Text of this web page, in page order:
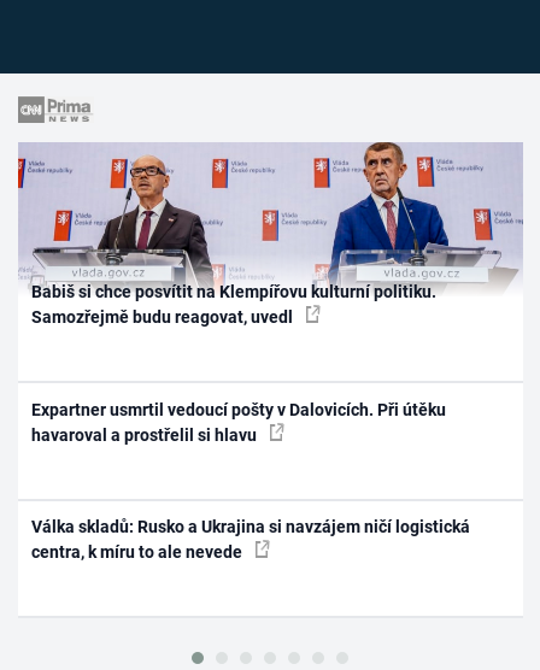
Babiš si chce posvítit na Klempířovu kulturní politiku.
Samozřejmě budu reagovat, uvedl
Expartner usmrtil vedoucí pošty v Dalovicích. Při útěku
havaroval a prostřelil si hlavu
Válka skladů: Rusko a Ukrajina si navzájem ničí logistická
centra, k míru to ale nevede